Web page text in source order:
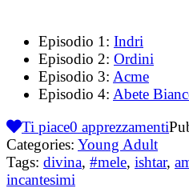
Episodio 1: Indri
Episodio 2: Ordini
Episodio 3: Acme
Episodio 4: Abete
Ti piace0 apprezzamenti
Categories: Young Adult
Tags: divina, #mele, ishtar,
incantesimi